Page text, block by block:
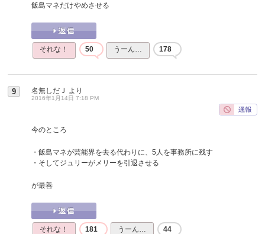
飯島マネだけやめさせる
それな！ 50 うーん… 178
9 名無しだＪ より
2016年1月14日 7:18 PM
今のところ
・飯島マネが芸能界を去る代わりに、5人を事務所に残す
・そしてジュリーがメリーを引退させる
が最善
それな！ 181 うーん… 44